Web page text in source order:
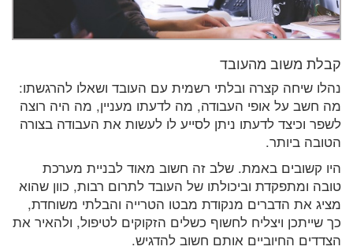
קבלת משוב מהעובד
נהלו שיחה קצרה ובלתי רשמית עם העובד ושאלו להרגשתו:
מה חשב על אופי העבודה, מה לדעתו מעניין, מה היה רוצה
לשפר וכיצד לדעתו ניתן לסייע לו לעשות את העבודה בצורה
הטובה ביותר.
היו קשובים באמת. שלב זה חשוב מאוד לבניית מערכת
טובה ומתפקדת וביכולתו של העובד לתרום רבות, כוון שהוא
מציג את הדברים מנקודת מבטו הטרייה והבלתי משוחדת,
כך שייתכן ויצליח לחשוף כשלים הזקוקים לטיפול, ולהאיר את
הצדדים החיוביים אותם חשוב להדגיש.